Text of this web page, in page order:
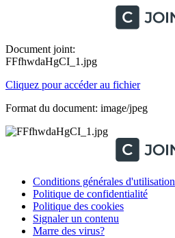
Document joint:
FFfhwdaHgCI_1.jpg
Cliquez pour accéder au fichier
Format du document: image/jpeg
Conditions générales d'utilisation
Politique de confidentialité
Politique des cookies
Signaler un contenu
Marre des virus?